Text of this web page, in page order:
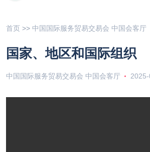
首页 >> 中国国际服务贸易交易会 中国会客厅
国家、地区和国际组织
中国国际服务贸易交易会 中国会客厅